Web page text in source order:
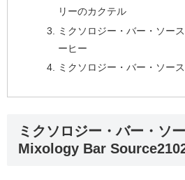
リーのカクテル
ミクソロジー・バー・ソー
ーヒー
ミクソロジー・バー・ソー
ミクソロジー・バー・ソ
Mixology Bar